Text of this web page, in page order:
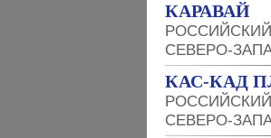
КАРАВАЙ
СЕВЕРО-
КАС-КАД
СЕВЕРО-